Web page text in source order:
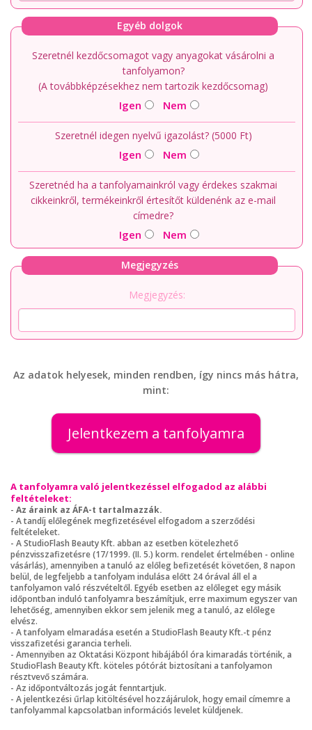
Egyéb dolgok
Szeretnél kezdőcsomagot vagy anyagokat vásárolni a
tanfolyamon?
(A továbbképzésekhez nem tartozik kezdőcsomag)
Igen Nem
Szeretnél idegen nyelvű igazolást? (5000 Ft)
Igen Nem
Szeretnéd ha a tanfolyamainkról vagy érdekes szakmai
cikkeinkről, termékeinkről értesítőt küldenénk az e-mail
címedre?
Igen Nem
Megjegyzés
Megjegyzés:
Az adatok helyesek, minden rendben, így nincs más hátra,
mint:
Jelentkezem a tanfolyamra
A tanfolyamra való jelentkezéssel elfogadod az alábbi
feltételeket:
- Az áraink az ÁFA-t tartalmazzák.
- A tandíj előlegének megfizetésével elfogadom a szerződési
feltételeket.
- A StudioFlash Beauty Kft. abban az esetben kötelezhető
pénzvisszafizetésre (17/1999. (II. 5.) korm. rendelet értelmében - online
vásárlás), amennyiben a tanuló az előleg befizetését követően, 8 napon
belül, de legfeljebb a tanfolyam indulása előtt 24 órával áll el a
tanfolyamon való részvételtől. Egyéb esetben az előleget egy másik
időpontban induló tanfolyamra beszámítjuk, erre maximum egyszer van
lehetőség, amennyiben ekkor sem jelenik meg a tanuló, az előlege
elvész.
- A tanfolyam elmaradása esetén a StudioFlash Beauty Kft.-t pénz
visszafizetési garancia terheli.
- Amennyiben az Oktatási Központ hibájából óra kimaradás történik, a
StudioFlash Beauty Kft. köteles pótórát biztosítani a tanfolyamon
résztvevő számára.
- Az időpontváltozás jogát fenntartjuk.
- A jelentkezési űrlap kitöltésével hozzájárulok, hogy email címemre a
tanfolyammal kapcsolatban információs levelet küldjenek.